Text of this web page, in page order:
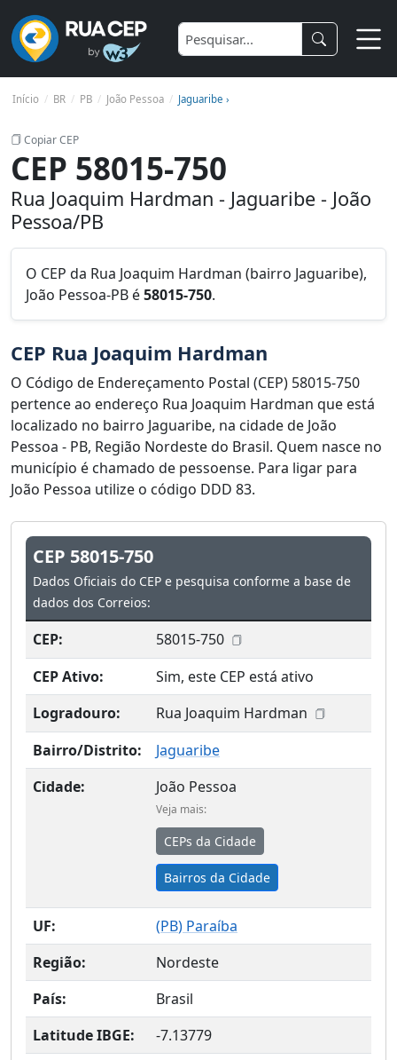
Início BR PB João Pessoa Jaguaribe ›
Copiar CEP
CEP 58015-750
Rua Joaquim Hardman - Jaguaribe - João
Pessoa/PB
O CEP da Rua Joaquim Hardman (bairro Jaguaribe),
João Pessoa-PB é58015-750.
CEP Rua Joaquim Hardman
O Código de Endereçamento Postal (CEP) 58015-750
pertence ao endereço Rua Joaquim Hardman que está
localizado no bairro Jaguaribe, na cidade de João
Pessoa - PB, Região Nordeste do Brasil. Quem nasce no
município é chamado de pessoense. Para ligar para
João Pessoa utilize o código DDD 83.
CEP 58015-750
Dados Oficiais do CEP e pesquisa conforme a base de
dados dos Correios:
CEP:
58015-750
CEP Ativo:
Sim, este CEP está ativo
Logradouro:
Rua Joaquim Hardman
Bairro/Distrito:
Jaguaribe
Cidade:
João Pessoa
Veja mais:
CEPs da Cidade
Bairros da Cidade
UF: (PB) Paraíba
Região:
Nordeste
País:
Brasil
Latitude IBGE:
-7.13779